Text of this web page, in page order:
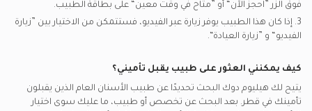
فوق الزر ”احجز الآن“ أو ”متاح في وقت معين“ على بطاقة الطبيب.
3. إذا كان هذا الطبيب يوفر زيارة عبر الفيديو، فستتمكن من الاختيار بين ”زيارة
الفيديو“ و ”زيارة العيادة“.
كيف يمكنني العثور على طبيب يقبل تأميني؟
يتيح لك هيليوم دوك البحث تحديدًا عن طبيب الأسنان العام الذين يقبلون
تأمينك في قطر. بعد البحث عن تخصص أو طبيب، ما عليك سوى اختيار